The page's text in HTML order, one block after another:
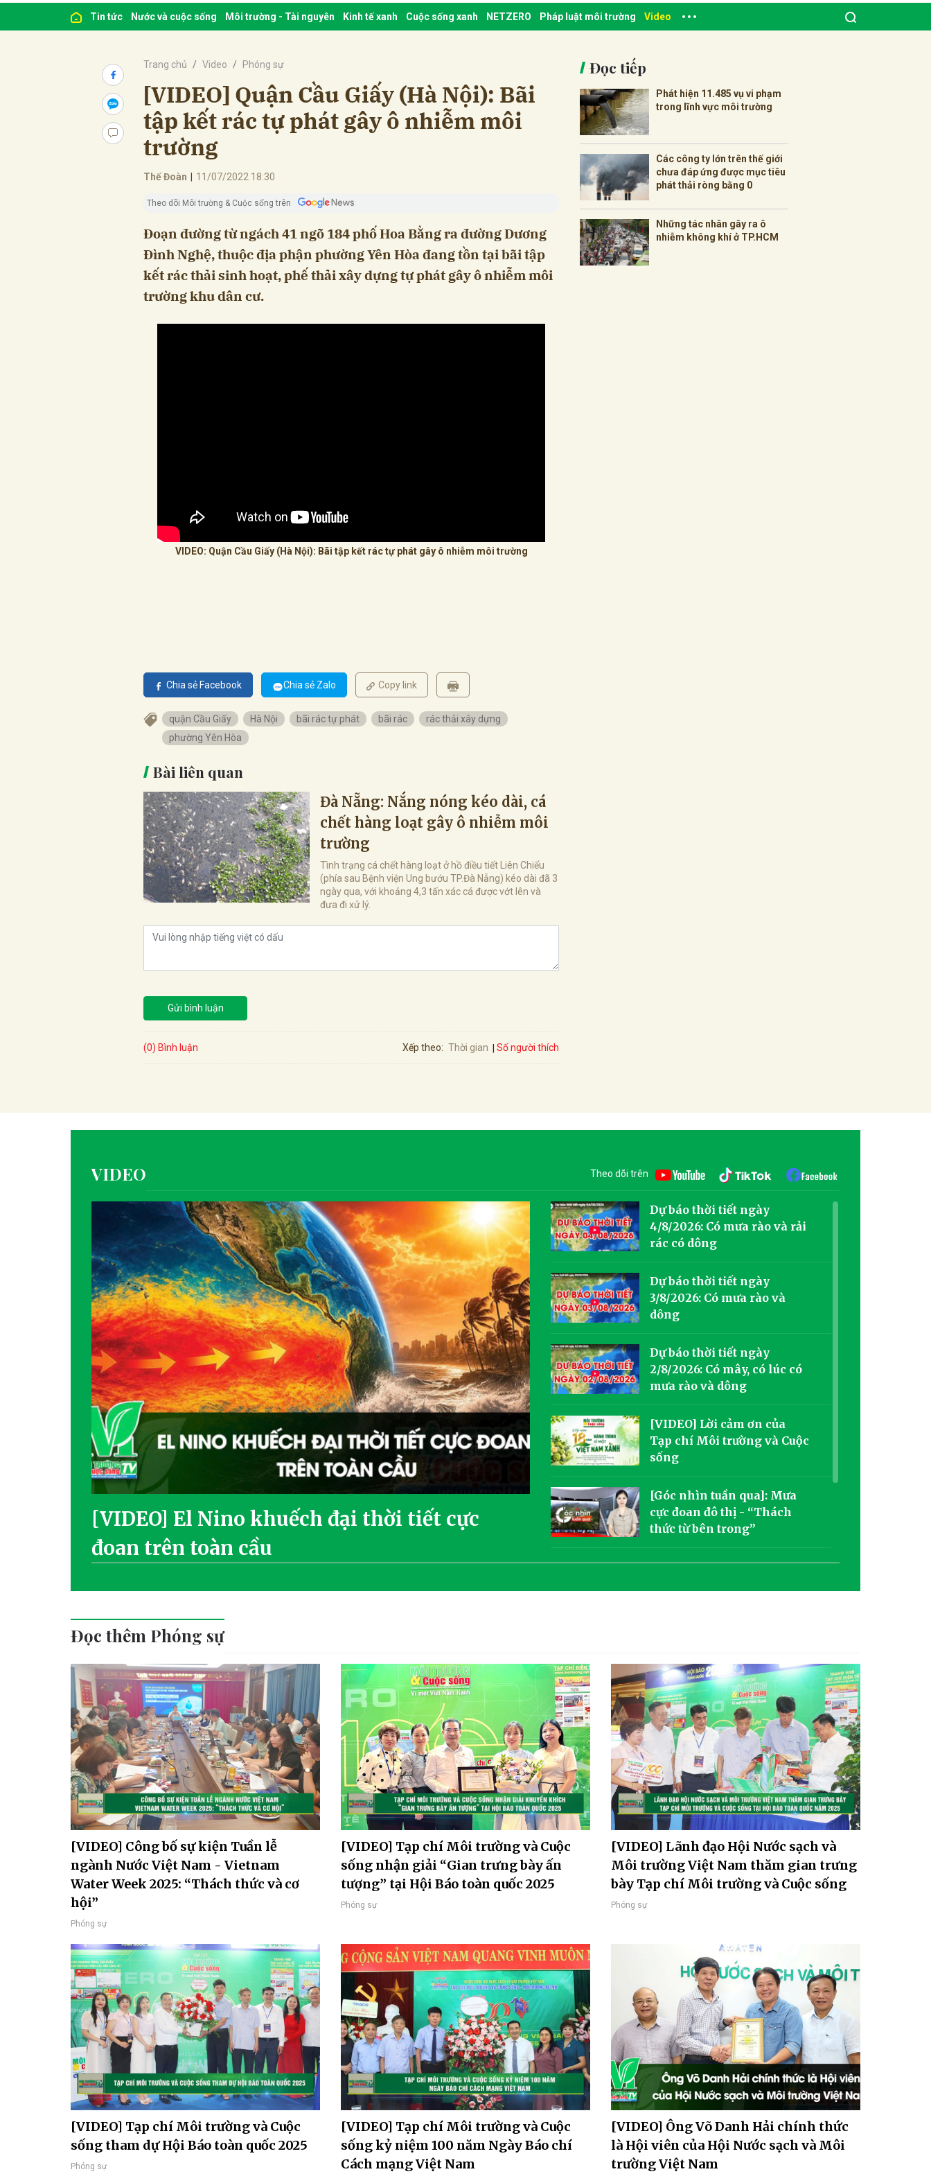
Tin tức Nước và cuộc sống Môi trường - Tài nguyên Kinh tế xanh Cuộc sống xanh NETZERO Pháp luật môi trường Video
Trang chủ Video Phóng sự
[VIDEO] Quận Cầu Giấy (Hà Nội): Bãi
tập kết rác tự phát gây ô nhiễm môi
trường
Thế Đoàn 11/07/2022 18:30
Theo dõi Môi trường & Cuộc sống trên
Đoạn đường từ ngách 41 ngõ 184 phố Hoa Bằng ra đường Dương
Đình Nghệ, thuộc địa phận phường Yên Hòa đang tồn tại bãi tập
kết rác thải sinh hoạt, phế thải xây dựng tự phát gây ô nhiễm môi
trường khu dân cư.
VIDEO: Quận Cầu Giấy (Hà Nội): Bãi tập kết rác tự phát gây ô nhiễm môi trường
Chia sẻ Facebook Chia sẻ Zalo Copy link
quận Cầu Giấy Hà Nội bãi rác tự phát bãi rác
rác thải xây dựng
phường Yên Hòa
Bài liên quan
Đà Nẵng: Nắng nóng kéo dài, cá
chết hàng loạt gây ô nhiễm môi
trường
Tình trạng cá chết hàng loạt ở hồ điều tiết Liên Chiểu
(phía sau Bệnh viện Ung bướu TP.Đà Nẵng) kéo dài đã 3
ngày qua, với khoảng 4,3 tấn xác cá được vớt lên và
đưa đi xử lý.
Gửi bình luận
(0) Bình luận Xếp theo: Thời gian Số người thích
Đọc tiếp
Phát hiện 11.485 vụ vi phạm
trong lĩnh vực môi trường
Các công ty lớn trên thế giới
chưa đáp ứng được mục tiêu
phát thải ròng bằng 0
Những tác nhân gây ra ô
nhiễm không khí ở TP.HCM
VIDEO Theo dõi trên
[VIDEO] El Nino khuếch đại thời tiết cực
đoan trên toàn cầu
Dự báo thời tiết ngày
4/8/2026: Có mưa rào và rải
rác có dông
Dự báo thời tiết ngày
3/8/2026: Có mưa rào và
dông
Dự báo thời tiết ngày
2/8/2026: Có mây, có lúc có
mưa rào và dông
[VIDEO] Lời cảm ơn của
Tạp chí Môi trường và Cuộc
sống
[Góc nhìn tuần qua]: Mưa
cực đoan đô thị - “Thách
thức từ bên trong”
[VIDEO] Biến đổi khí hậu
Đọc thêm Phóng sự
[VIDEO] Công bố sự kiện Tuần lễ
ngành Nước Việt Nam - Vietnam
Water Week 2025: “Thách thức và cơ
hội”
Phóng sự
[VIDEO] Tạp chí Môi trường và Cuộc
sống nhận giải “Gian trưng bày ấn
tượng” tại Hội Báo toàn quốc 2025
Phóng sự
[VIDEO] Lãnh đạo Hội Nước sạch và
Môi trường Việt Nam thăm gian trưng
bày Tạp chí Môi trường và Cuộc sống
Phóng sự
[VIDEO] Tạp chí Môi trường và Cuộc
sống tham dự Hội Báo toàn quốc 2025
Phóng sự
[VIDEO] Tạp chí Môi trường và Cuộc
sống kỷ niệm 100 năm Ngày Báo chí
Cách mạng Việt Nam
[VIDEO] Ông Võ Danh Hải chính thức
là Hội viên của Hội Nước sạch và Môi
trường Việt Nam